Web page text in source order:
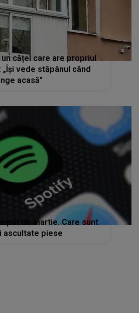
cățel care are propriul
vede stăpânul când
acasă”
de martie. Care sunt
ascultate piese